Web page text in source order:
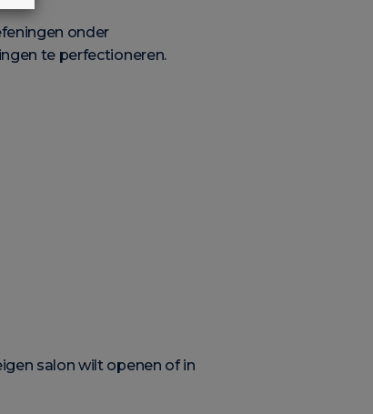
onder
te perfectioneren.
salon wilt openen of in